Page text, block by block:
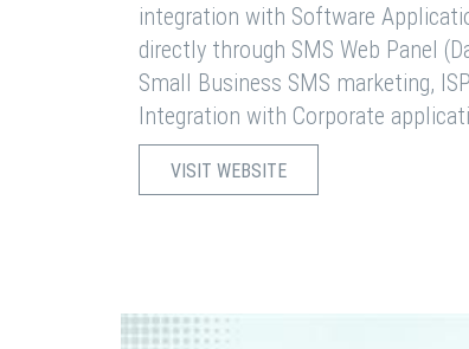
integration with Software
directly through SMS Web Panel
Small Business SMS marketing,
Integration with Corporate
VISIT WEBSITE